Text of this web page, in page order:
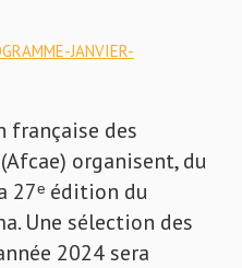
JANVIER-
française des
organisent, du
27ᵉ édition du
Une sélection des
2024 sera